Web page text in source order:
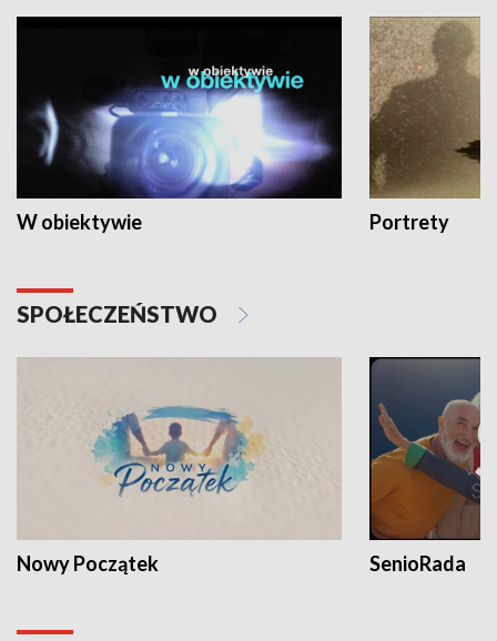
W obiektywie Portrety
SPOŁECZEŃSTWO
Nowy Początek SenioRada